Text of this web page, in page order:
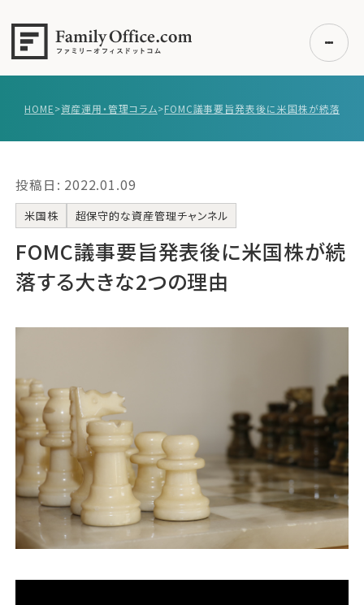
事例紹介
エキスパート一覧
無料講座
コラム
運営会社
ファミリーオフィスとは
関連書籍
メールマガジン登録
よくある質問
HOME>資産運用・管理コラム>
投稿日: 2022.01.09
米国株 超保守的な資産管理チャンネル
FOMC議事要旨発表後に米国株が続
落する大きな2つの理由